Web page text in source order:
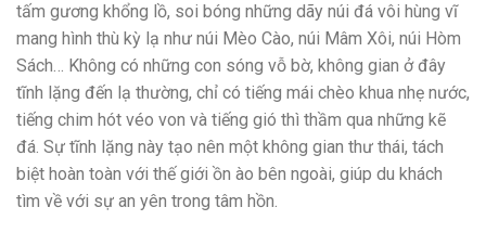
tấm gương khổng lồ, soi bóng những dãy núi đá vôi hùng vĩ
mang hình thù kỳ lạ như núi Mèo Cào, núi Mâm Xôi, núi Hòm
Sách… Không có những con sóng vỗ bờ, không gian ở đây
tĩnh lặng đến lạ thường, chỉ có tiếng mái chèo khua nhẹ nước,
tiếng chim hót véo von và tiếng gió thì thầm qua những kẽ
đá. Sự tĩnh lặng này tạo nên một không gian thư thái, tách
biệt hoàn toàn với thế giới ồn ào bên ngoài, giúp du khách
tìm về với sự an yên trong tâm hồn.